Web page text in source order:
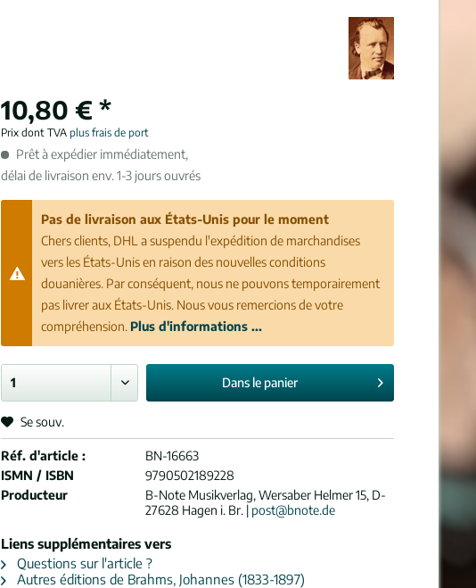
10,80 € *
Prix dont TVAplus frais de port
Prêt à expédier immédiatement,
délai de livraison env. 1-3 jours ouvrés
Pas de livraison aux États-Unis pour le moment
Chers clients, DHL a suspendu l'expédition de marchandises
vers les États-Unis en raison des nouvelles conditions
douanières. Par conséquent, nous ne pouvons temporairement
pas livrer aux États-Unis. Nous vous remercions de votre
compréhension. Plus d'informations ...
Dans le panier
Se souv.
Réf. d'article :
BN-16663
ISMN / ISBN
9790502189228
Producteur
B-Note Musikverlag, Wersaber Helmer 15, D-
27628 Hagen i. Br. | post@bnote.de
Liens supplémentaires vers
Questions sur l'article ?
Autres éditions de Brahms, Johannes (1833-1897)